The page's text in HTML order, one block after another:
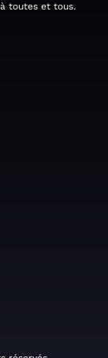
toutes et tous.